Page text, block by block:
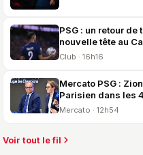
PSG : un retour de
nouvelle tête au
Club · 16h16
Mercato PSG :
Parisien dans les
Mercato · 12h54
Voir tout le fil